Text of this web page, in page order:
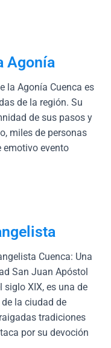
Agonía
la Agonía Cuenca es
de la región. Su
de sus pasos y
miles de personas
emotivo evento
Cuenca: Una
San Juan Apóstol
siglo XIX, es una de
la ciudad de
tradiciones
por su devoción